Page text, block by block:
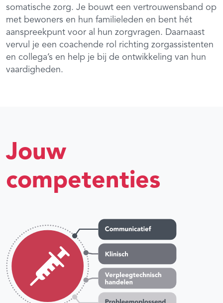
somatische zorg. Je bouwt een vertrouwensband op
met bewoners en hun familieleden en bent hét
aanspreekpunt voor al hun zorgvragen. Daarnaast
vervul je een coachende rol richting zorgassistenten
en collega’s en help je bij de ontwikkeling van hun
vaardigheden.
Jouw
competenties